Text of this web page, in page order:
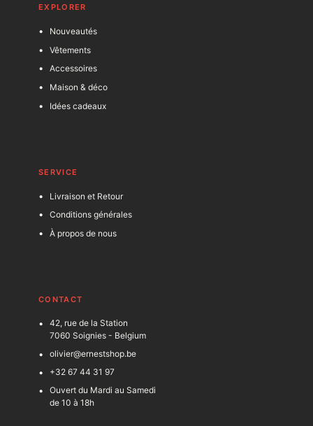
EXPLORER
Nouveautés
Vêtements
Accessoires
Maison & déco
Idées cadeaux
SERVICE
Livraison et Retour
Conditions générales
À propos de nous
CONTACT
42, rue de la Station
7060 Soignies - Belgium
olivier@ernestshop.be
+32 67 44 31 97
Ouvert du Mardi au Samedi
de 10 à 18h